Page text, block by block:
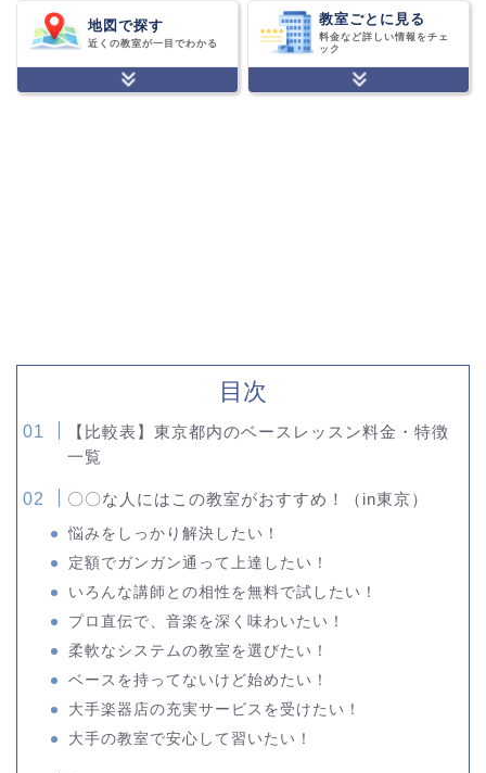
地図で探す
近くの教室が一目でわかる
教室ごとに見る
料金など詳しい情報をチェ
ック
目次
【比較表】東京都内のベースレッスン料金・特徴
一覧
〇〇な人にはこの教室がおすすめ！（in東京）
悩みをしっかり解決したい！
定額でガンガン通って上達したい！
いろんな講師との相性を無料で試したい！
プロ直伝で、音楽を深く味わいたい！
柔軟なシステムの教室を選びたい！
ベースを持ってないけど始めたい！
大手楽器店の充実サービスを受けたい！
大手の教室で安心して習いたい！